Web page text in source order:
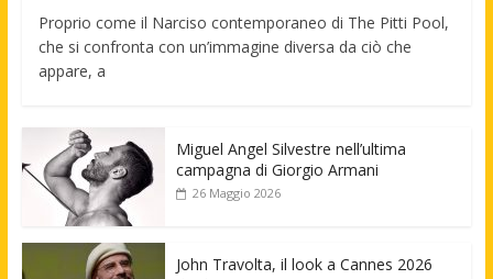
Proprio come il Narciso contemporaneo di The Pitti Pool,
che si confronta con un’immagine diversa da ciò che
appare, a
Miguel Angel Silvestre nell’ultima
campagna di Giorgio Armani
26 Maggio 2026
John Travolta, il look a Cannes 2026